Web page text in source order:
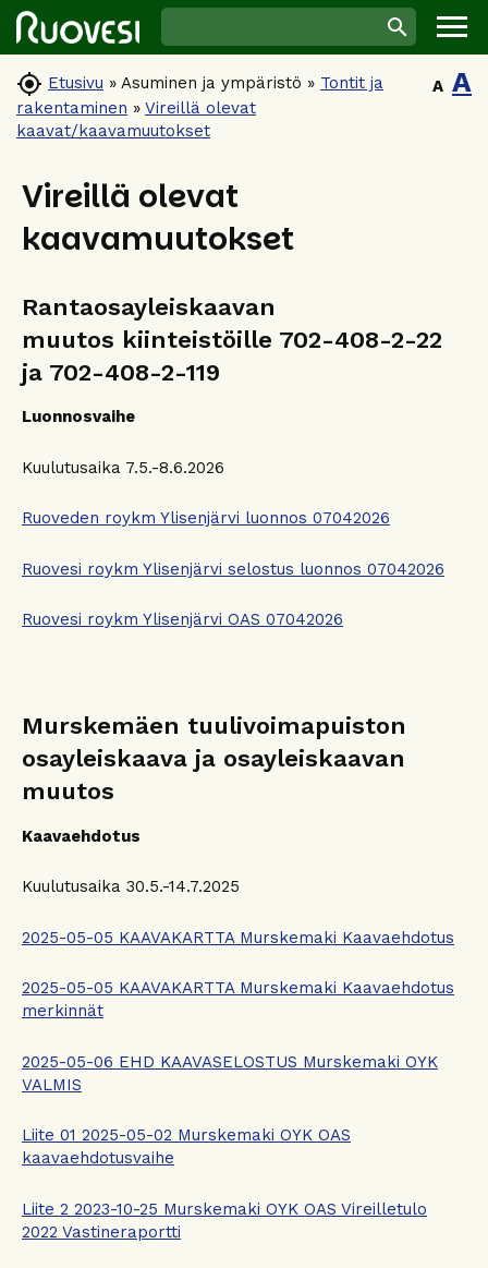
 Etusivu » Asuminen ja ympäristö » Tontit ja
rakentaminen » Vireillä olevat
kaavat/kaavamuutokset
A A
Vireillä olevat
kaavamuutokset
Rantaosayleiskaavan
muutos kiinteistöille 702-408-2-22
ja 702-408-2-119
Luonnosvaihe
Kuulutusaika 7.5.-8.6.2026
Ruoveden roykm Ylisenjärvi luonnos 07042026
Ruovesi roykm Ylisenjärvi selostus luonnos 07042026
Ruovesi roykm Ylisenjärvi OAS 07042026
Murskemäen tuulivoimapuiston
osayleiskaava ja osayleiskaavan
muutos
Kaavaehdotus
Kuulutusaika 30.5.-14.7.2025
2025-05-05 KAAVAKARTTA Murskemaki Kaavaehdotus
2025-05-05 KAAVAKARTTA Murskemaki Kaavaehdotus
merkinnät
2025-05-06 EHD KAAVASELOSTUS Murskemaki OYK
VALMIS
Liite 01 2025-05-02 Murskemaki OYK OAS
kaavaehdotusvaihe
Liite 2 2023-10-25 Murskemaki OYK OAS Vireilletulo
2022 Vastineraportti